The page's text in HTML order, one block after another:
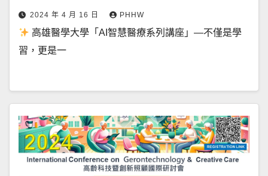
2024 年 4 月 16 日 PHHW
高雄醫學大學「AI智慧醫療系列講座」—不僅是學
習，更是一